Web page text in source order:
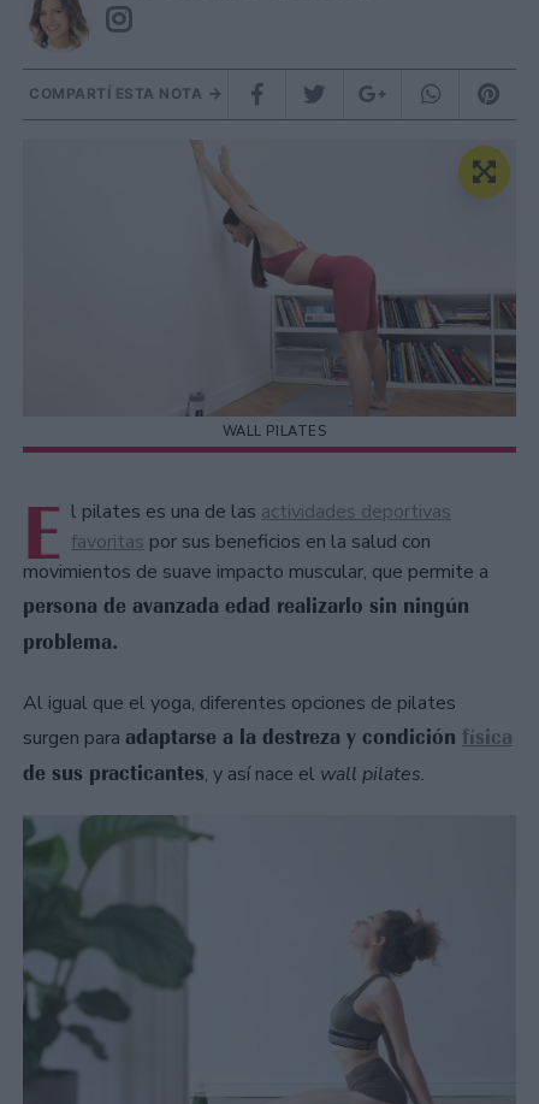
COMPARTÍ ESTA NOTA
WALL PILATES
E l pilates es una de las actividades deportivas
favoritas por sus beneficios en la salud con
movimientos de suave impacto muscular, que permite a
persona de avanzada edad realizarlo sin ningún
problema.
Al igual que el yoga, diferentes opciones de pilates
surgen para adaptarse a la destreza y condición física
de sus practicantes, y así nace el wall pilates.